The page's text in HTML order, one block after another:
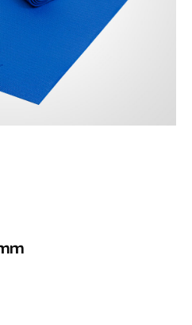
ｍ